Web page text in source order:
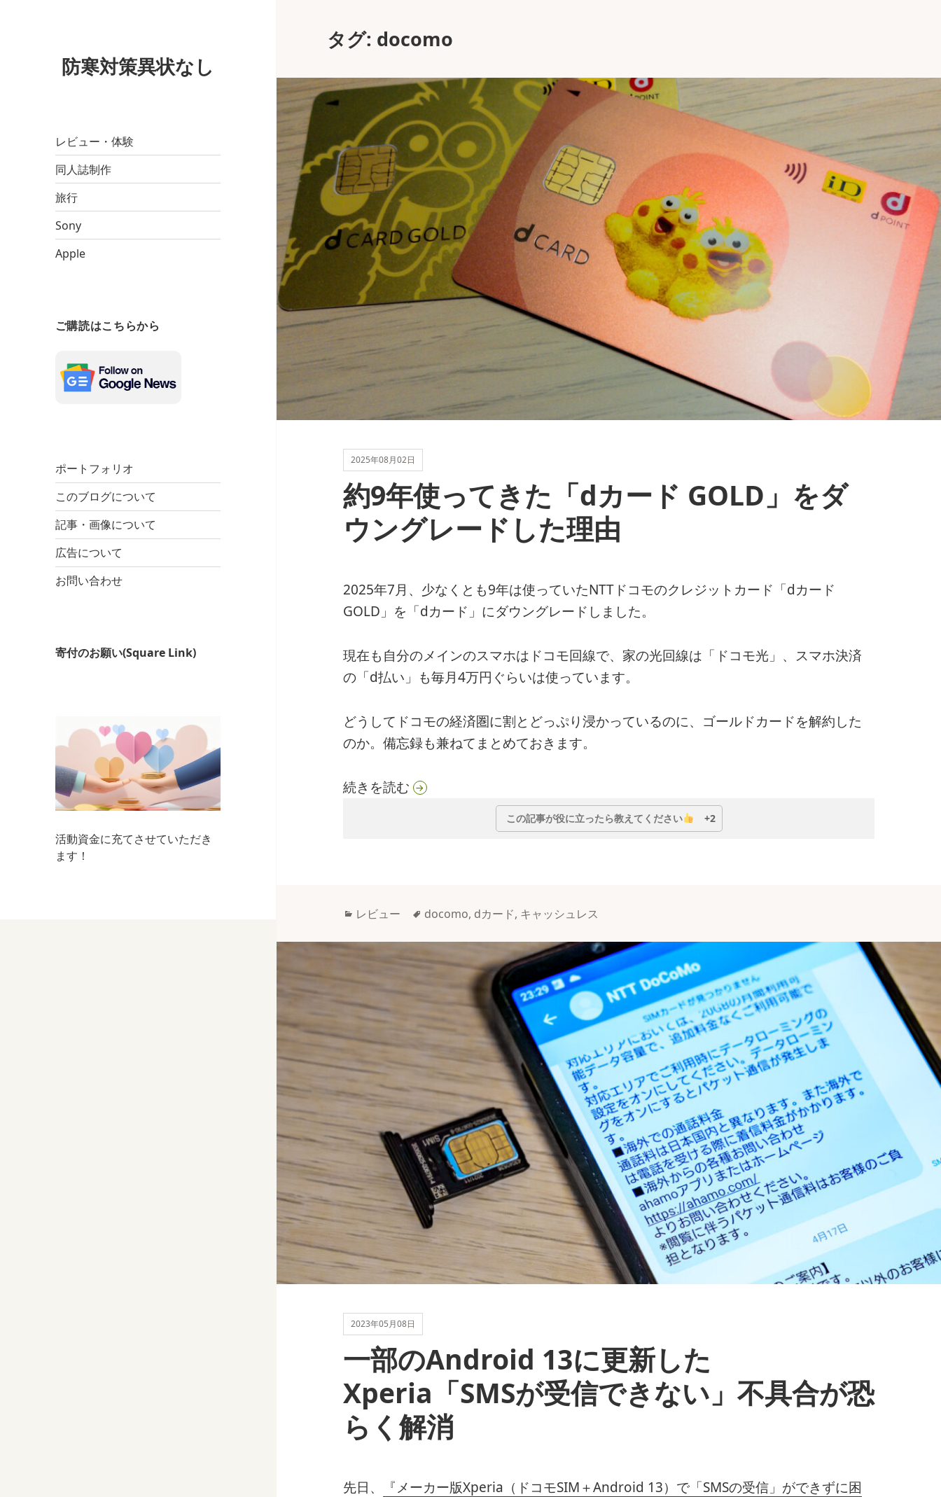
防寒対策異状なし
レビュー・体験
同人誌制作
旅行
Sony
Apple
ご購読はこちらから
ポートフォリオ
このブログについて
記事・画像について
広告について
お問い合わせ
寄付のお願い(Square Link)
活動資金に充てさせていただき
ます！
タグ: docomo
2025年08月02日
約9年使ってきた「dカード GOLD」をダ
ウングレードした理由
2025年7月、少なくとも9年は使っていたNTTドコモのクレジットカード「dカード
GOLD」を「dカード」にダウングレードしました。
現在も自分のメインのスマホはドコモ回線で、家の光回線は「ドコモ光」、スマホ決済
の「d払い」も毎月4万円ぐらいは使っています。
どうしてドコモの経済圏に割とどっぷり浸かっているのに、ゴールドカードを解約した
のか。備忘録も兼ねてまとめておきます。
続きを読む約9年使ってきた「dカード GOLD」をダウングレードした理由
この記事が役に立ったら教えてください +2
カ
ゴ
ー
レビュー
タ
docomo, dカード, キャッシュレス
2023年05月08日
一部のAndroid 13に更新した
Xperia「SMSが受信できない」不具合が恐
らく解消
先日、
『メーカー版Xperia（ドコモSIM＋Android 13）で「SMSの受信」ができずに困